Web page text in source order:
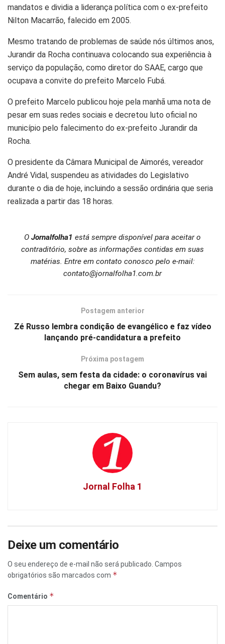
mandatos e dividia a liderança política com o ex-prefeito
Nilton Macarrão, falecido em 2005.
Mesmo tratando de problemas de saúde nós últimos anos,
Jurandir da Rocha continuava colocando sua experiência à
serviço da população, como diretor do SAAE, cargo que
ocupava a convite do prefeito Marcelo Fubá.
O prefeito Marcelo publicou hoje pela manhã uma nota de
pesar em suas redes sociais e decretou luto oficial no
município pelo falecimento do ex-prefeito Jurandir da
Rocha.
O presidente da Câmara Municipal de Aimorés, vereador
André Vidal, suspendeu as atividades do Legislativo
durante o dia de hoje, incluindo a sessão ordinária que seria
realizada a partir das 18 horas.
O Jornalfolha1 está sempre disponível para aceitar o
contraditório, sobre as informações contidas em suas
matérias. Entre em contato conosco pelo e-mail:
contato@jornalfolha1.com.br
Postagem anterior
Zé Russo lembra condição de evangélico e faz vídeo
lançando pré-candidatura a prefeito
Próxima postagem
Sem aulas, sem festa da cidade: o coronavírus vai
chegar em Baixo Guandu?
Jornal Folha 1
Deixe um comentário
O seu endereço de e-mail não será publicado. Campos
obrigatórios são marcados com *
Comentário *